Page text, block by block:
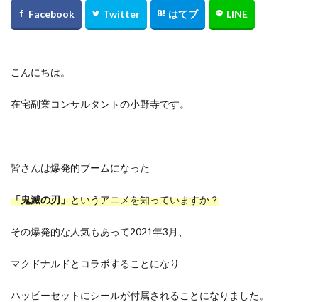
こんにちは。
在宅副業コンサルタントの小野寺です。
皆さんは爆発的ブームになった
「鬼滅の刃」というアニメを知っていますか？
その爆発的な人気もあって2021年3月、
マクドナルドとコラボすることになり
ハッピーセットにシールが付属されることになりました。